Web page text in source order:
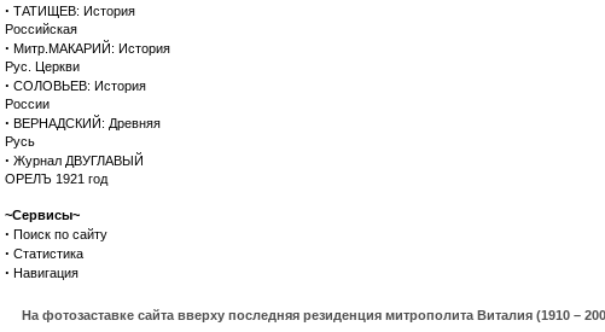
· ТАТИЩЕВ: История
Российская
· Митр.МАКАРИЙ: История
Рус. Церкви
· СОЛОВЬЕВ: История
России
· ВЕРНАДСКИЙ: Древняя
Русь
· Журнал ДВУГЛАВЫЙ
ОРЕЛЪ 1921 год
~Сервисы~
· Поиск по сайту
· Статистика
· Навигация
На фотозаставке сайта вверху последняя резиденция митрополита Виталия (1910